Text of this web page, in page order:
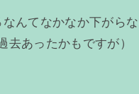
なんてなかなか下がら
去あったかもですが）